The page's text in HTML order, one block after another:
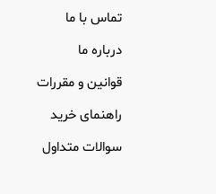
تماس با ما
درباره ما
قوانین و مقررات
راهنمای خرید
سوالات متداول